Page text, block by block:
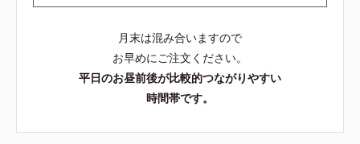
月末は混み合いますので
お早めにご注文ください。
平日のお昼前後が比較的つながりやすい
時間帯です。